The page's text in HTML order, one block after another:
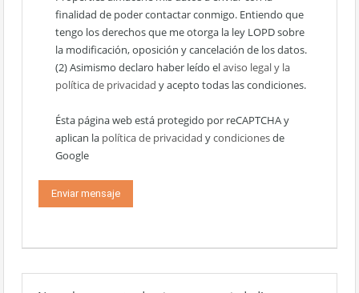
finalidad de poder contactar conmigo. Entiendo que
tengo los derechos que me otorga la ley LOPD sobre
la modificación, oposición y cancelación de los datos.
(2) Asimismo declaro haber leído elaviso legal y la
política de privacidad y acepto todas las condiciones.
Ésta página web está protegido por reCAPTCHA y
aplican la política de privacidad ycondicionesde
Google